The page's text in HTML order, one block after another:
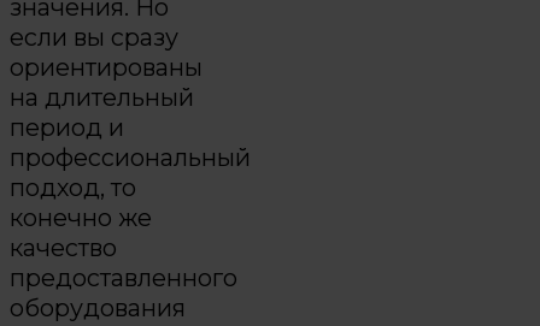
значения. Но
если вы сразу
ориентированы
на длительный
период и
профессиональный
подход, то
конечно же
качество
предоставленного
оборудования